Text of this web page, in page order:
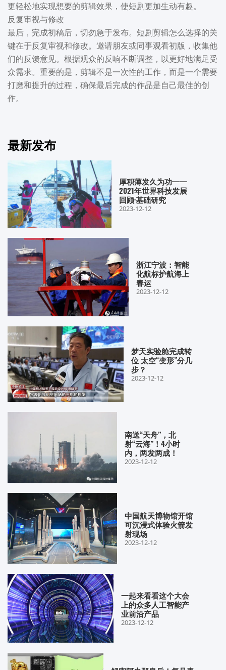
更轻松地实现想要的剪辑效果，使短剧更加生动有趣。
反复审视与修改
最后，完成初稿后，切勿急于发布。短剧剪辑怎么选择的关
键在于反复审视和修改。邀请朋友或同事观看初版，收集他
们的反馈意见。根据观众的反响不断调整，以更好地满足受
众需求。重要的是，剪辑不是一次性的工作，而是一个需要
打磨和提升的过程，确保最后完成的作品是自己最佳的创
作。
最新发布
厚积薄发久为功——
2021年世界科技发展
回顾·基础研究
2023-12-12
浙江宁波：智能
化航标护航海上
春运
2023-12-12
梦天实验舱完成转
位 太空“变形”分几
步？
2023-12-12
南送“天舟”，北
射“云海”！4小时
内，两发两成！
2023-12-12
中国航天博物馆开馆
可沉浸式体验火箭发
射现场
2023-12-12
一起来看看这个大会
上的众多人工智能产
业前沿产品
2023-12-12